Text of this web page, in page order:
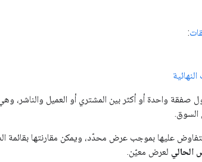
:
واحدة أو أكثر بين المشتري أو العميل والناشر،
السوق.
عليها بموجب عرض محدّد، ويمكن مقارنتها بقائمة
الحالي لعرض معيّن.